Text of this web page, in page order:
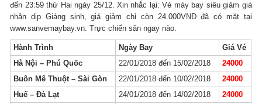
đến 23:59 thứ Hai ngày 25/12. Xin nhắc lại: Vé máy bay siêu giảm giá
nhân dịp Giáng sinh, giá giảm chỉ còn 24.000VNĐ đã có mặt tại
www.sanvemaybay.vn. Trực chiến săn ngay nào.
Hành Trình Ngày Bay
Giá Vé
Hà Nội – Phú Quốc
22/01/2018 đến 15/02/2018
24000
Buôn Mê Thuột – Sài Gòn
22/01/2018 đến 10/02/2018
24000
Huế – Đà Lạt
24/01/2018 đến 14/02/2018
24000